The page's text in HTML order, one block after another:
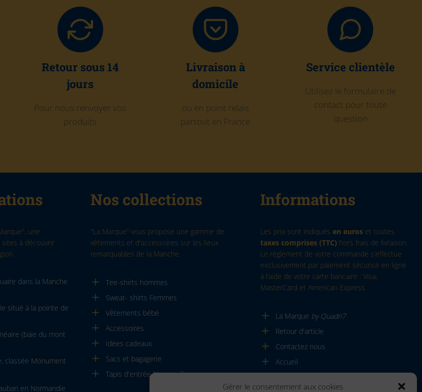
Gérer le consentement aux cookies
Retour sous 14
jours
Pour nous renvoyer vos
produits
Livraison à
domicile
ou en point relais
partout en France
Service clientèle
Utilisez le formulaire de
contact pour toute
question
une
à découvrir
dans la Manche
situé à la pointe de
(baie du mont
classée Monument
en Normandie
Nos collections
"La Marque" vous propose une gamme de
vêtements et d'accessoires sur les lieux
remarquables de la Manche.
Tee-shirts hommes
Sweat- shirts Femmes
Vêtements bébé
Accessoires
Idées cadeaux
Sacs et bagagerie
Tapis d'entrée Normandie
Informations
Les prix sont indiqués en euros et toutes
taxes comprises (TTC) hors frais de livraison.
Le règlement de votre commande s’effectue
exclusivement par paiement sécurisé en ligne
à l’aide de votre carte bancaire : Visa,
MasterCard et American Express.
La Marque by Quadri7
Retour d'article
Contactez nous
Accueil